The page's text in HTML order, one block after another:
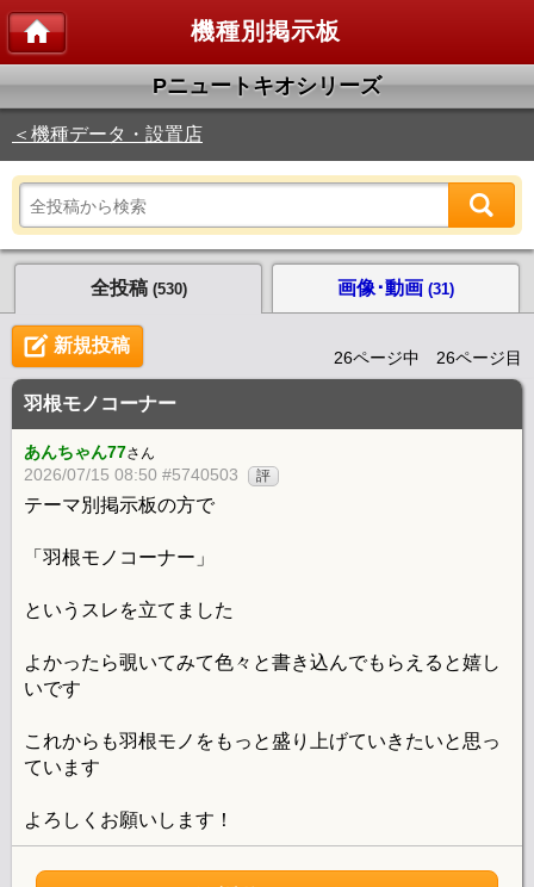
機種別掲示板
Pニュートキオシリーズ
＜機種データ・設置店
全投稿 (530) 画像･動画 (31)
新規投稿
26ページ中 26ページ目
羽根モノコーナー
あんちゃん77さん
2026/07/15 08:50 #5740503 評
テーマ別掲示板の方で
「羽根モノコーナー」
というスレを立てました
よかったら覗いてみて色々と書き込んでもらえると嬉し
いです
これからも羽根モノをもっと盛り上げていきたいと思っ
ています
よろしくお願いします！